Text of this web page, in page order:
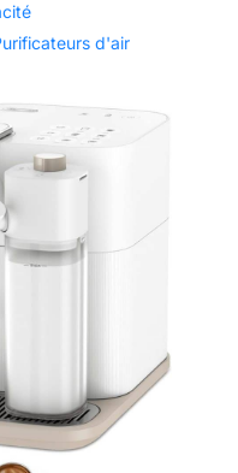
d'air